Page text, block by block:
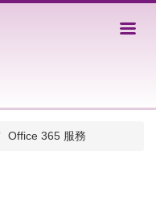
Office 365 服務